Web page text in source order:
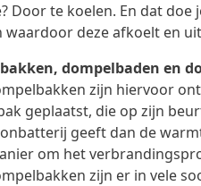
Door te koelen. En dat
waardoor deze afkoelt en
dompelbaden en
zijn hiervoor
geplaatst, die op zijn
geeft dan de
om het
zijn er in vele